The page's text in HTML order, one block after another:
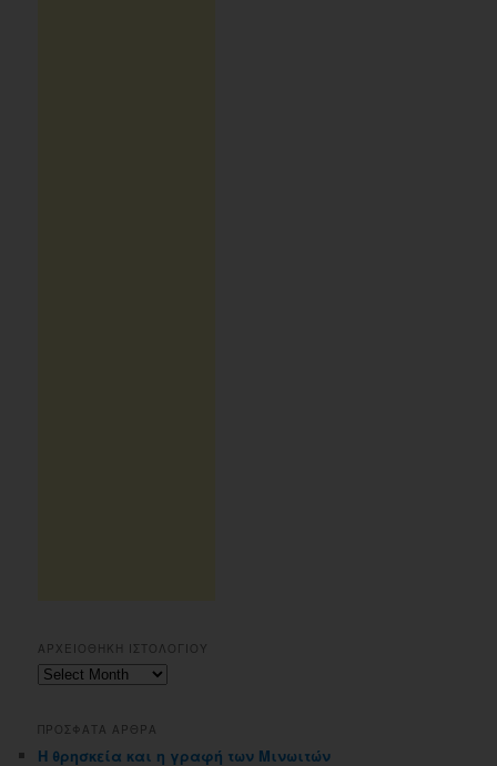
ΑΡΧΕΙΟΘΗΚΗ ΙΣΤΟΛΟΓΙΟΥ
Αρχειοθηκη
ΠΡΟΣΦΑΤΑ ΑΡΘΡΑ
Η θρησκεία και η γραφή των Μινωιτών